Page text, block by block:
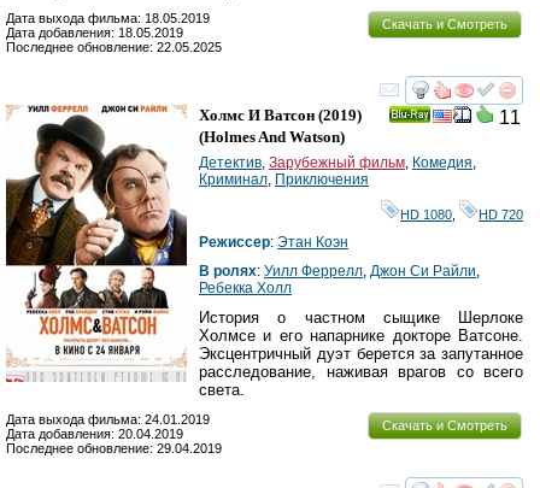
Скачать и Смотреть
Дата выхода фильма: 18.05.2019
Дата добавления: 18.05.2019
Последнее обновление: 22.05.2025
смотреть
11
Холмс И Ватсон (2019)
(Holmes And Watson)
Детектив, Зарубежный фильм, Комедия,
Криминал, Приключения
HD 1080 HD 720
Режиссер: Этан Коэн
В ролях: Уилл Феррелл, Джон Си Райли,
Ребекка Холл
История о частном сыщике Шерлоке
Холмсе и его напарнике докторе Ватсоне.
Эксцентричный дуэт берется за запутанное
расследование, наживая врагов со всего
света.
Скачать и Смотреть
Дата выхода фильма: 24.01.2019
Дата добавления: 20.04.2019
Последнее обновление: 29.04.2019